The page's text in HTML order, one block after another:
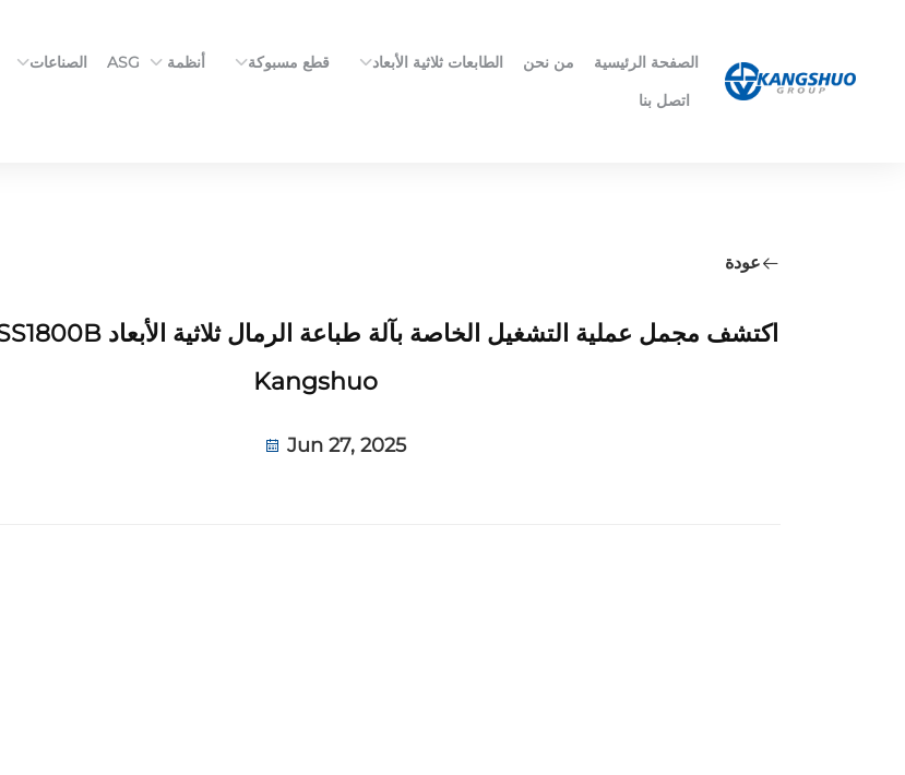
الصفحة الرئيسية من نحن الطابعات ثلاثية الأبعاد قطع مسبوكة أنظمة ASG الصناعات
اتصل بنا
عودة
Kangshuo
Jun 27, 2025